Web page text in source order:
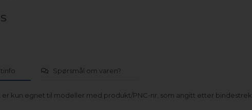
Spørsmål om varen?
kun egnet til modeller med produkt/PNC-nr. som angitt etter bindestrek.